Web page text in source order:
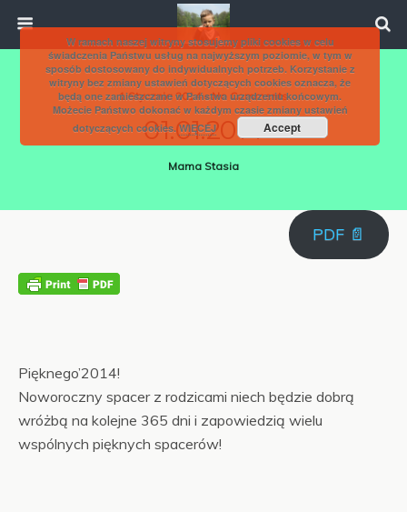
1 Stycznia 2014 • No Comments
01.01.2014
Mama Stasia
PDF 📄
Pięknego’2014!
Noworoczny spacer z rodzicami niech będzie dobrą
wróżbą na kolejne 365 dni i zapowiedzią wielu
wspólnych pięknych spacerów!
W ramach naszej witryny stosujemy pliki cookies w celu
świadczenia Państwu usług na najwyższym poziomie, w tym w
sposób dostosowany do indywidualnych potrzeb. Korzystanie z
witryny bez zmiany ustawień dotyczących cookies oznacza, że
będą one zamieszczane w Państwa urządzeniu końcowym.
Możecie Państwo dokonać w każdym czasie zmiany ustawień
dotyczących cookies.WIĘCEJ Accept